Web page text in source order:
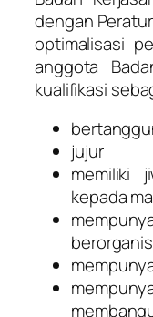
dengan
optimalisasi
anggota
kualifikasi
jujur
memiliki
kepada